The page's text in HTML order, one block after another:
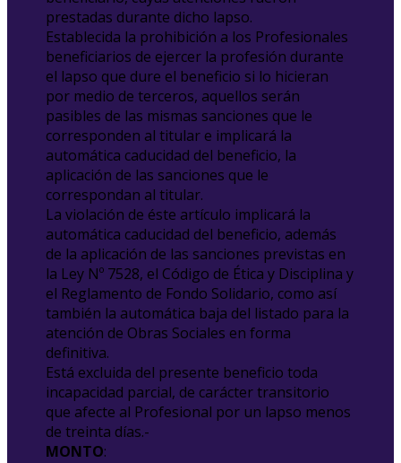
prestadas durante dicho lapso.
Establecida la prohibición a los Profesionales
beneficiarios de ejercer la profesión durante
el lapso que dure el beneficio si lo hicieran
por medio de terceros, aquellos serán
pasibles de las mismas sanciones que le
corresponden al titular e implicará la
automática caducidad del beneficio, la
aplicación de las sanciones que le
correspondan al titular.
La violación de éste artículo implicará la
automática caducidad del beneficio, además
de la aplicación de las sanciones previstas en
la Ley Nº 7528, el Código de Ética y Disciplina y
el Reglamento de Fondo Solidario, como así
también la automática baja del listado para la
atención de Obras Sociales en forma
definitiva.
Está excluida del presente beneficio toda
incapacidad parcial, de carácter transitorio
que afecte al Profesional por un lapso menos
de treinta días.-
MONTO: